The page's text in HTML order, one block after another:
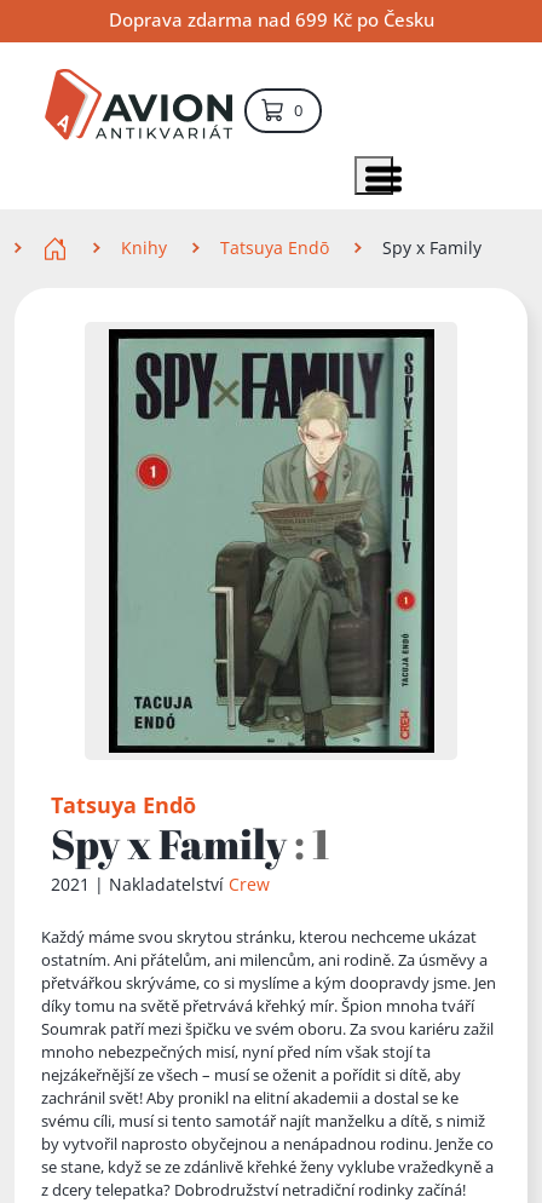
na
obsah
na
navigaci
na
vyhledávání
Doprava zdarma nad 699 Kč po Česku
0položek – košík
Zobrazit položky menu
Knihy Tatsuya Endō Spy x Family
Tatsuya Endō
Spy x Family: 1
2021 | Nakladatelství Crew
Každý máme svou skrytou stránku, kterou nechceme ukázat
ostatním. Ani přátelům, ani milencům, ani rodině. Za úsměvy a
přetvářkou skrýváme, co si myslíme a kým doopravdy jsme. Jen
díky tomu na světě přetrvává křehký mír. Špion mnoha tváří
Soumrak patří mezi špičku ve svém oboru. Za svou kariéru zažil
mnoho nebezpečných misí, nyní před ním však stojí ta
nejzákeřnější ze všech – musí se oženit a pořídit si dítě, aby
zachránil svět! Aby pronikl na elitní akademii a dostal se ke
svému cíli, musí si tento samotář najít manželku a dítě, s nimiž
by vytvořil naprosto obyčejnou a nenápadnou rodinu. Jenže co
se stane, když se ze zdánlivě křehké ženy vyklube vražedkyně a
z dcery telepatka? Dobrodružství netradiční rodinky začíná!